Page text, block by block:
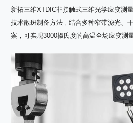
新拓三维XTDIC非接触式三维光学应变测
技术散斑制备方法，结合多种窄带滤光、
案，可实现3000摄氏度的高温全场应变测量